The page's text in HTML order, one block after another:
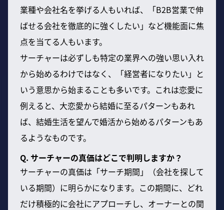
業種や会社名を挙げる人もいれば、「B2B営業で伸
ばせる会社を徹底的に強くしたい」など機能面に焦
点を当てる人もいます。
サーチャーは必ずしも特定の業界への強い思い入れ
から始めるわけではなく、「経営者になりたい」と
いう意思から始まることも多いです。これは恋愛に
例えると、大恋愛から結婚に至るパターンもあれ
ば、結婚生活を望んで婚活から始めるパターンもあ
るようなものです。
Q. サーチャーの真価はどこで判明しますか？
サーチャーの真価は「サーチ期間」（会社を探して
いる期間）に明らかになります。この期間に、どれ
だけ積極的に会社にアプローチし、オーナーとの関